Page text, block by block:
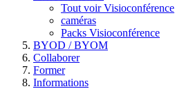
Tout voir Visioconférence
caméras
Packs Visioconférence
BYOD / BYOM
Collaborer
Former
Informations